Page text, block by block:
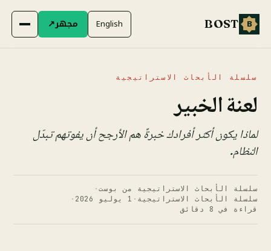
B
BOST
English مجهر↗
سلسلة الأبحاث الاستراتيجية
لعنة الخبير
لماذا يكون أكثر أفرادك خبرةً هم الأرجح أن يفوتهم تبدّل
النظام.
سلسلة الأبحاث الاستراتيجية من بوست·
سلسلة الأبحاث الاستراتيجية · 1 يوليو 2026
·
قراءة في 8 دقائق